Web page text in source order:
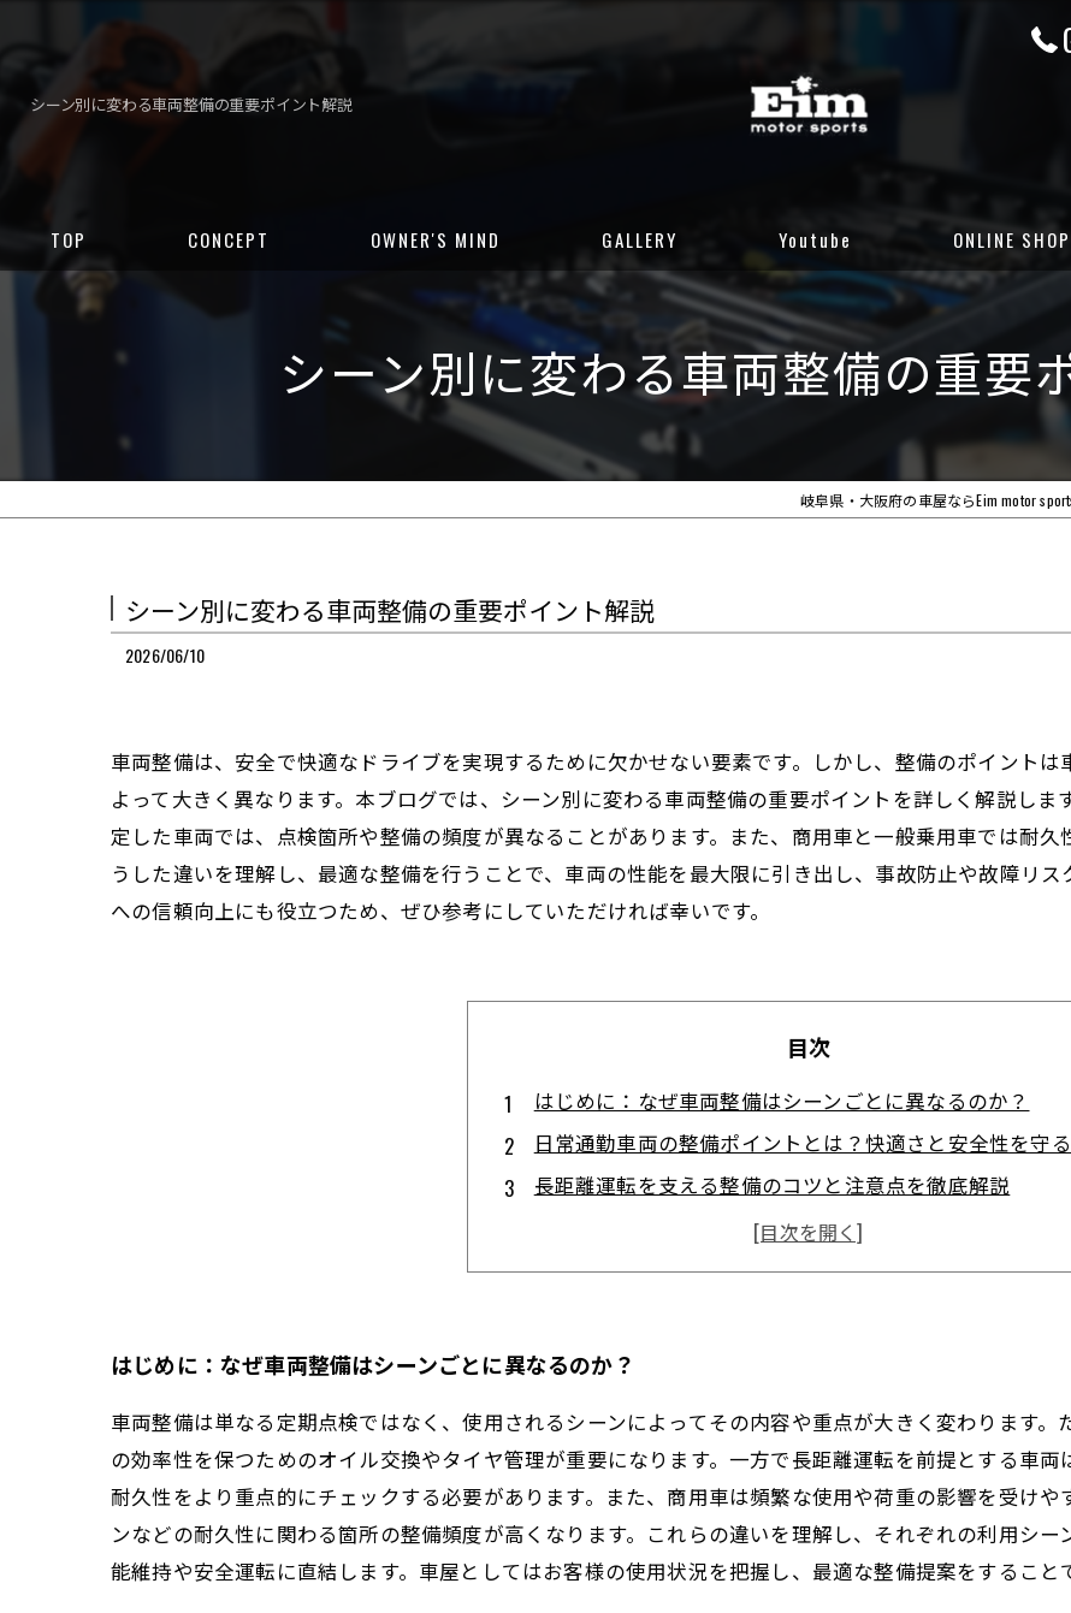
シーン別に変わる車両整備の重要ポイント解説
TOP CONCEPT OWNER'S MIND GALLERY
CUSTOM GALLERY
STOCK CARS
DELIVERED CARS
Youtube ONLINE SHOP
岐阜店グーネット
大阪店カーセンサー
大阪店グーネット
シーン別に変わる車両整備の重要
岐阜県・大阪府の車屋ならEim motor
シーン別に変わる車両整備の重要ポイント解説
2026/06/10
車両整備は、安全で快適なドライブを実現するために欠かせない要素です。しかし、整備のポイント
よって大きく異なります。本ブログでは、シーン別に変わる車両整備の重要ポイントを詳しく解説し
定した車両では、点検箇所や整備の頻度が異なることがあります。また、商用車と一般乗用車では耐
うした違いを理解し、最適な整備を行うことで、車両の性能を最大限に引き出し、事故防止や故障リ
への信頼向上にも役立つため、ぜひ参考にしていただければ幸いです。
目次
はじめに：なぜ車両整備はシーンごとに異なるのか？
日常通勤車両の整備ポイントとは？快適さと安全性を守
長距離運転を支える整備のコツと注意点を徹底解説
商用車と一般乗用車、それぞれに求められる整備の違いと
まとめ：シーン別整備で事故防止と性能最大化を実現し
車屋必見！整備ポイントを押さえてビジネスを成功させる
はじめに：なぜ車両整備はシーンごとに異なるのか？
車両整備は単なる定期点検ではなく、使用されるシーンによってその内容や重点が大きく変わります
の効率性を保つためのオイル交換やタイヤ管理が重要になります。一方で長距離運転を前提とする車
耐久性をより重点的にチェックする必要があります。また、商用車は頻繁な使用や荷重の影響を受け
ンなどの耐久性に関わる箇所の整備頻度が高くなります。これらの違いを理解し、それぞれの利用シ
能維持や安全運転に直結します。車屋としてはお客様の使用状況を把握し、最適な整備提案をすること